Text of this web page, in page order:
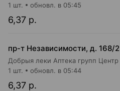
6,37 р.
1 шт. обновл. в 05:45
пр-т Независимости, д. 168/2
6,37 р.
1 шт. обновл. в 05:44